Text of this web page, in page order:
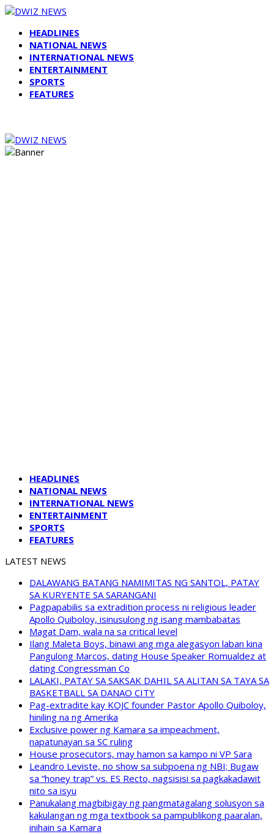
HEADLINES
NATIONAL NEWS
INTERNATIONAL NEWS
ENTERTAINMENT
SPORTS
FEATURES
HEADLINES
NATIONAL NEWS
INTERNATIONAL NEWS
ENTERTAINMENT
SPORTS
FEATURES
LATEST NEWS
DALAWANG BATANG NAMIMITAS NG SANTOL, PATAY
SA KURYENTE SA SARANGANI
Pagpapabilis sa extradition process ni religious leader
Apollo Quiboloy, isinusulong ng isang mambabatas
Magat Dam, wala na sa critical level
Ilang Maleta Boys, binawi ang mga alegasyon laban kina
Pangulong Marcos, dating House Speaker Romualdez at
dating Congressman Co
LALAKI, PATAY SA SAKSAK DAHIL SA ALITAN SA TAYA SA
BASKETBALL SA DANAO CITY
Pag-extradite kay KOJC founder Pastor Apollo Quiboloy,
hiniling na ng Amerika
Exclusive power ng Kamara sa impeachment,
napatunayan sa SC ruling
House prosecutors, may hamon sa kampo ni VP Sara
Leandro Leviste, no show sa subpoena ng NBI; Bugaw
sa “honey trap” vs. ES Recto, nagsisisi sa pagkakadawit
nito sa isyu
Panukalang magbibigay ng pangmatagalang solusyon sa
kakulangan ng mga textbook sa pampublikong paaralan,
inihain sa Kamara